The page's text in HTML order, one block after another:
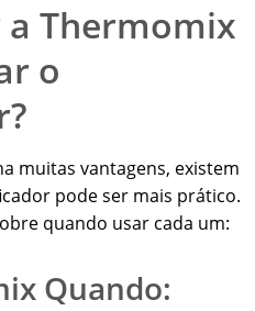
a Thermomix
o
muitas vantagens, existem
pode ser mais prático.
quando usar cada um:
Quando: